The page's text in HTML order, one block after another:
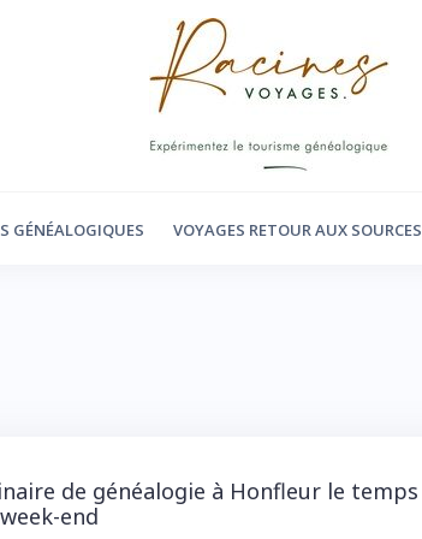
GÉNÉALOGIQUES VOYAGES RETOUR AUX SOURCES
de généalogie à Honfleur le temps
week-end